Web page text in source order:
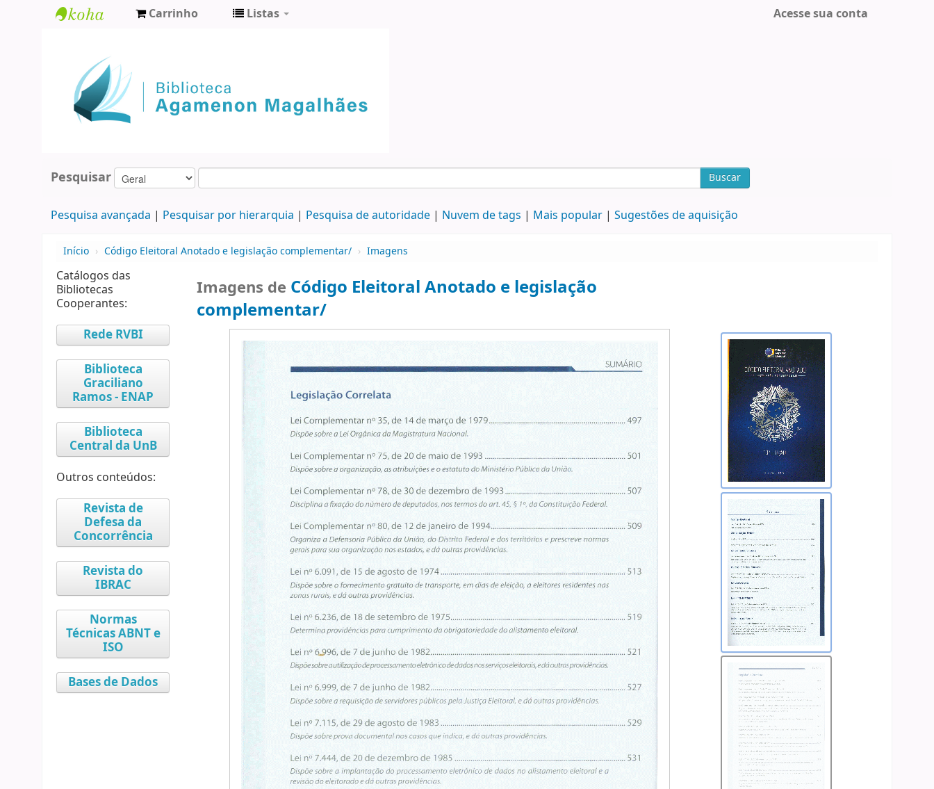
Agamenon
Magalhães
Carrinho Listas Acesse sua conta
Pesquisar Buscar
Pesquisa avançada Pesquisar por hierarquia Pesquisa de autoridade Nuvem de tags Mais popular Sugestões de aquisição
Início › Código Eleitoral Anotado e legislação complementar/ › Imagens
Catálogos das
Bibliotecas
Cooperantes:
Rede RVBI
Biblioteca
Graciliano
Ramos - ENAP
Biblioteca
Central da UnB
Outros conteúdos:
Revista de
Defesa da
Concorrência
Revista do
IBRAC
Normas
Técnicas ABNT e
ISO
Bases de Dados
Imagens de Código Eleitoral Anotado e legislação
complementar/